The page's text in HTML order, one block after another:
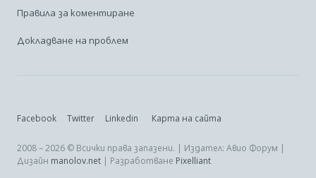
Правила за коментиране
Докладване на проблем
Facebook Twitter Linkedin Карта на сайта
2008 – 2026 © Всички права запазени. | Издател: Авио Форум |
Дизайн manolov.net | Разработване Pixelliant